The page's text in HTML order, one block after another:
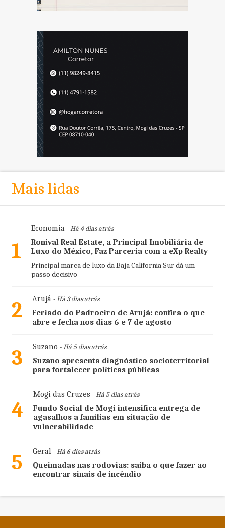
Mais lidas
1
Economia- Há 4 dias atrás
Ronival Real Estate, a Principal Imobiliária de
Luxo do México, Faz Parceria com a eXp Realty
Principal marca de luxo da Baja California Sur dá um
passo decisivo
2 Arujá- Há 3 dias atrás
Feriado do Padroeiro de Arujá: confira o que
abre e fecha nos dias 6 e 7 de agosto
3 Suzano - Há 5 dias atrás
Suzano apresenta diagnóstico socioterritorial
para fortalecer políticas públicas
4
Mogi das Cruzes - Há 5 dias atrás
Fundo Social de Mogi intensifica entrega de
agasalhos a famílias em situação de
vulnerabilidade
5 Geral- Há 6 dias atrás
Queimadas nas rodovias: saiba o que fazer ao
encontrar sinais de incêndio